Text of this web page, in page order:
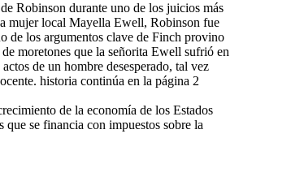
Robinson durante uno de los juicios más
mujer local Mayella Ewell, Robinson fue
de los argumentos clave de Finch provino
moretones que la señorita Ewell sufrió en
de un hombre desesperado, tal vez
historia continúa en la página 2
de la economía de los Estados
se financia con impuestos sobre la